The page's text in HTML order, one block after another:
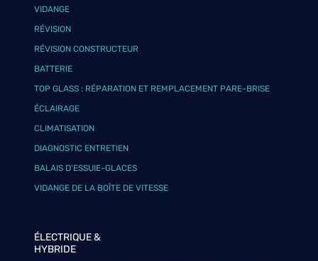
VIDANGE
RÉVISION
RÉVISION CONSTRUCTEUR
BATTERIE
TOP GLASS : RÉPARATION ET REMPLACEMENT PARE-BRISE
ÉCLAIRAGE
CLIMATISATION
DIAGNOSTIC ENTRETIEN
BALAIS D’ESSUIE-GLACES
VIDANGE DE LA BOÎTE DE VITESSE
ÉLECTRIQUE &
HYBRIDE